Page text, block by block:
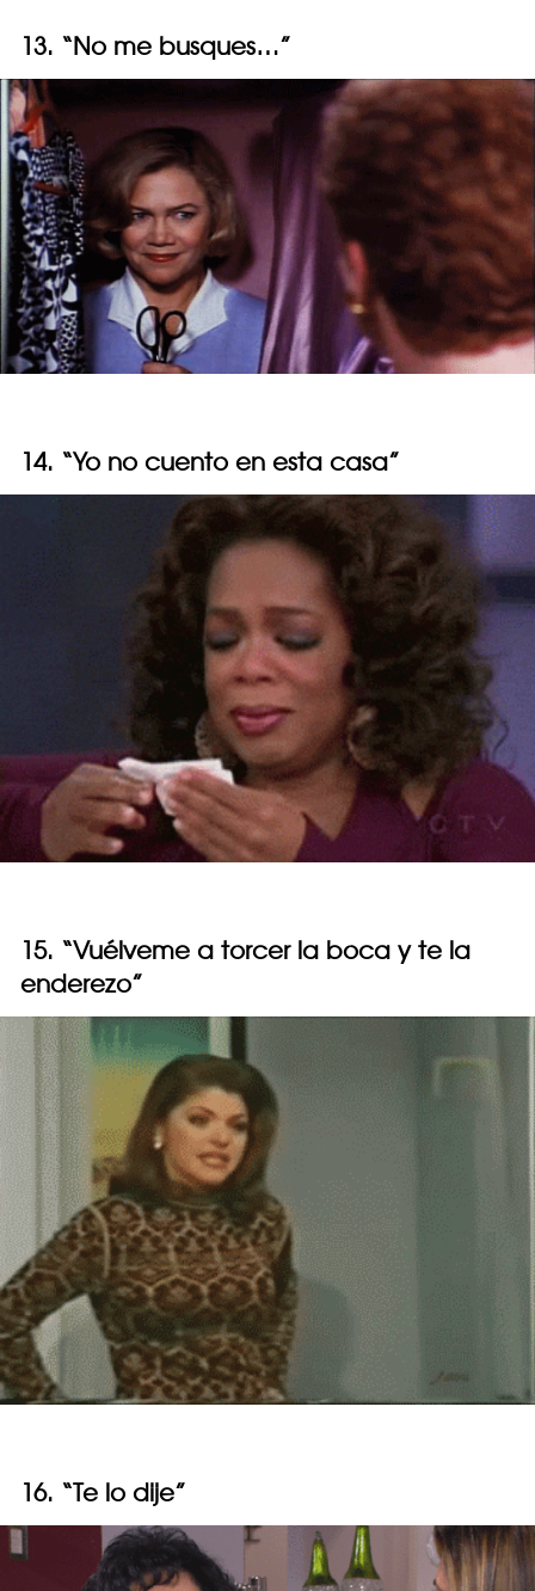
13. “No me busques…”
14. “Yo no cuento en esta casa”
15. “Vuélveme a torcer la boca y te la
enderezo”
16. “Te lo dije”